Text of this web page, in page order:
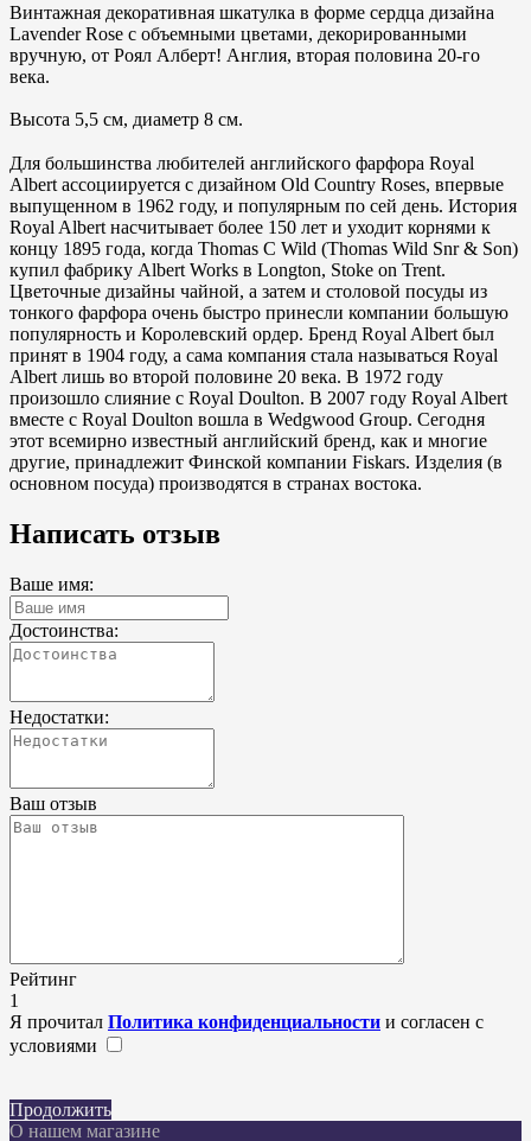
Винтажная декоративная шкатулка в форме сердца дизайна
Lavender Rose с объемными цветами, декорированными
вручную, от Роял Алберт! Англия, вторая половина 20-го
века.
Высота 5,5 см, диаметр 8 см.
Для большинства любителей английского фарфора Royal
Albert ассоциируется с дизайном Old Country Roses, впервые
выпущенном в 1962 году, и популярным по сей день. История
Royal Albert насчитывает более 150 лет и уходит корнями к
концу 1895 года, когда Thomas C Wild (Thomas Wild Snr & Son)
купил фабрику Albert Works в Longton, Stoke on Trent.
Цветочные дизайны чайной, а затем и столовой посуды из
тонкого фарфора очень быстро принесли компании большую
популярность и Королевский ордер. Бренд Royal Albert был
принят в 1904 году, а сама компания стала называться Royal
Albert лишь во второй половине 20 века. В 1972 году
произошло слияние с Royal Doulton. В 2007 году Royal Albert
вместе с Royal Doulton вошла в Wedgwood Group. Cегодня
этот всемирно известный английский бренд, как и многие
другие, принадлежит Финской компании Fiskars. Изделия (в
основном посуда) производятся в странах востока.
Написать отзыв
Ваше имя:
Достоинства:
Недостатки:
Ваш отзыв
Рейтинг
1
Я прочитал Политика конфиденциальности и согласен с
условиями
Продолжить
О нашем магазине